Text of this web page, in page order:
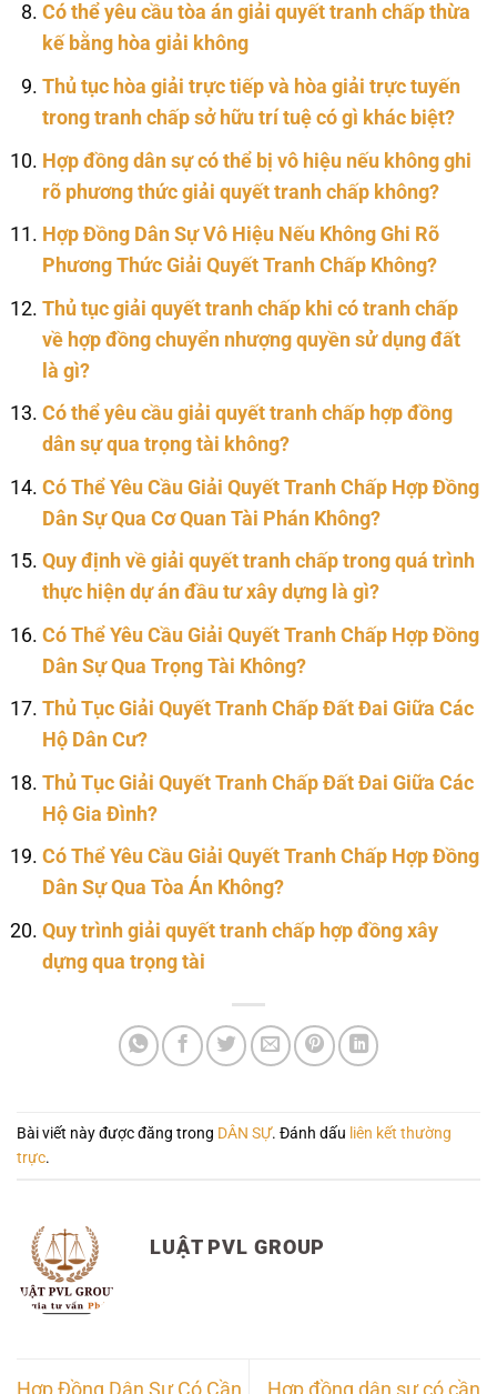
Có thể yêu cầu tòa án giải quyết tranh chấp thừa
kế bằng hòa giải không
Thủ tục hòa giải trực tiếp và hòa giải trực tuyến
trong tranh chấp sở hữu trí tuệ có gì khác biệt?
Hợp đồng dân sự có thể bị vô hiệu nếu không ghi
rõ phương thức giải quyết tranh chấp không?
Hợp Đồng Dân Sự Vô Hiệu Nếu Không Ghi Rõ
Phương Thức Giải Quyết Tranh Chấp Không?
Thủ tục giải quyết tranh chấp khi có tranh chấp
về hợp đồng chuyển nhượng quyền sử dụng đất
là gì?
Có thể yêu cầu giải quyết tranh chấp hợp đồng
dân sự qua trọng tài không?
Có Thể Yêu Cầu Giải Quyết Tranh Chấp Hợp Đồng
Dân Sự Qua Cơ Quan Tài Phán Không?
Quy định về giải quyết tranh chấp trong quá trình
thực hiện dự án đầu tư xây dựng là gì?
Có Thể Yêu Cầu Giải Quyết Tranh Chấp Hợp Đồng
Dân Sự Qua Trọng Tài Không?
Thủ Tục Giải Quyết Tranh Chấp Đất Đai Giữa Các
Hộ Dân Cư?
Thủ Tục Giải Quyết Tranh Chấp Đất Đai Giữa Các
Hộ Gia Đình?
Có Thể Yêu Cầu Giải Quyết Tranh Chấp Hợp Đồng
Dân Sự Qua Tòa Án Không?
Quy trình giải quyết tranh chấp hợp đồng xây
dựng qua trọng tài
Bài viết này được đăng trong DÂN SỰ. Đánh dấu liên kết thường
trực.
LUẬT PVL GROUP
Hợp Đồng Dân Sự Có Cần Hợp đồng dân sự có cần